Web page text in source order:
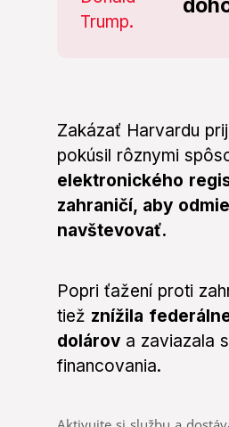
Zakázať Harvardu
pokúsil rôznymi
elektronického
zahraničí, aby
navštevovať.
Popri ťažení proti
tiež znížila
dolárov a zaviazala
financovania.